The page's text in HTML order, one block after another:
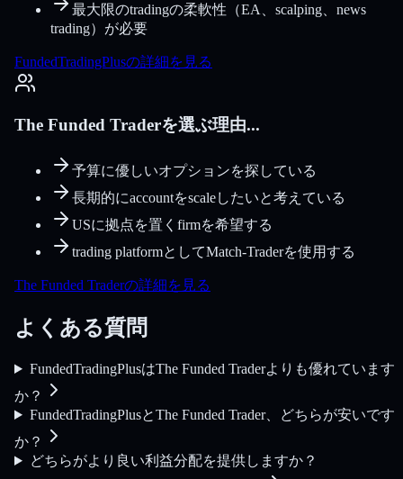
最大限のtradingの柔軟性（EA、scalping、news
trading）が必要
FundedTradingPlusの詳細を見る
The Funded Traderを選ぶ理由...
予算に優しいオプションを探している
長期的にaccountをscaleしたいと考えている
USに拠点を置くfirmを希望する
trading platformとしてMatch-Traderを使用する
The Funded Traderの詳細を見る
よくある質問
FundedTradingPlusはThe Funded Traderよりも優れています
か？
FundedTradingPlusとThe Funded Trader、どちらが安いです
か？
どちらがより良い利益分配を提供しますか？